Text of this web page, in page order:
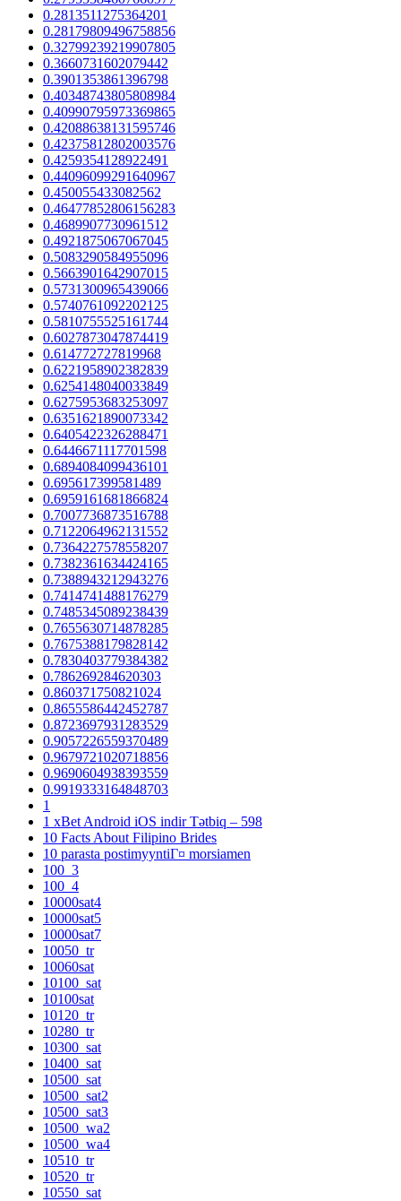
0.2813511275364201
0.28179809496758856
0.32799239219907805
0.3660731602079442
0.3901353861396798
0.40348743805808984
0.40990795973369865
0.42088638131595746
0.42375812802003576
0.4259354128922491
0.44096099291640967
0.450055433082562
0.46477852806156283
0.4689907730961512
0.4921875067067045
0.5083290584955096
0.5663901642907015
0.5731300965439066
0.5740761092202125
0.5810755525161744
0.6027873047874419
0.614772727819968
0.6221958902382839
0.6254148040033849
0.6275953683253097
0.6351621890073342
0.6405422326288471
0.6446671117701598
0.6894084099436101
0.695617399581489
0.6959161681866824
0.7007736873516788
0.7122064962131552
0.7364227578558207
0.7382361634424165
0.7388943212943276
0.7414741488176279
0.7485345089238439
0.7655630714878285
0.7675388179828142
0.7830403779384382
0.786269284620303
0.860371750821024
0.8655586442452787
0.8723697931283529
0.9057226559370489
0.9679721020718856
0.9690604938393559
0.9919333164848703
1
1 xBet Android iOS indir Tətbiq – 598
10 Facts About Filipino Brides
10 parasta postimyyntiГ¤ morsiamen
100_3
100_4
10000sat4
10000sat5
10000sat7
10050_tr
10060sat
10100_sat
10100sat
10120_tr
10280_tr
10300_sat
10400_sat
10500_sat
10500_sat2
10500_sat3
10500_wa2
10500_wa4
10510_tr
10520_tr
10550_sat